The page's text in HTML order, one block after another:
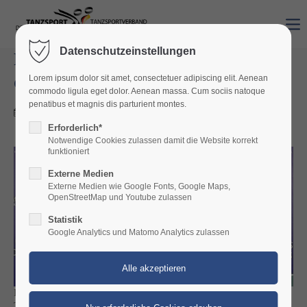
Platz vier für Neustädter Paar bei
der Nordeuropameisterschaft
Das Tanzpaar Justin Lauer und Rita Schumichin, das für den
Datenschutzeinstellungen
Lorem ipsum dolor sit amet, consectetuer adipiscing elit. Aenean
commodo ligula eget dolor. Aenean massa. Cum sociis natoque
penatibus et magnis dis parturient montes.
Erforderlich*
Notwendige Cookies zulassen damit die Website korrekt
funktioniert
Externe Medien
Externe Medien wie Google Fonts, Google Maps,
OpenStreetMap und Youtube zulassen
Statistik
Google Analytics und Matomo Analytics zulassen